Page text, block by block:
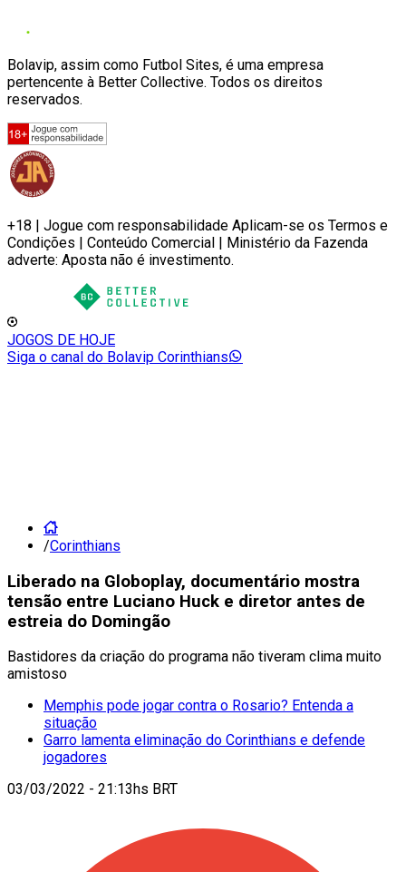
Bolavip, assim como Futbol Sites, é uma empresa
pertencente à Better Collective. Todos os direitos
reservados.
+18 | Jogue com responsabilidade Aplicam-se os Termos e
Condições | Conteúdo Comercial | Ministério da Fazenda
adverte: Aposta não é investimento.
JOGOS DE HOJE
Siga o canal do Bolavip Corinthians
/Corinthians
Liberado na Globoplay, documentário mostra
tensão entre Luciano Huck e diretor antes de
estreia do Domingão
Bastidores da criação do programa não tiveram clima muito
amistoso
Memphis pode jogar contra o Rosario? Entenda a
situação
Garro lamenta eliminação do Corinthians e defende
jogadores
03/03/2022 - 21:13hs BRT